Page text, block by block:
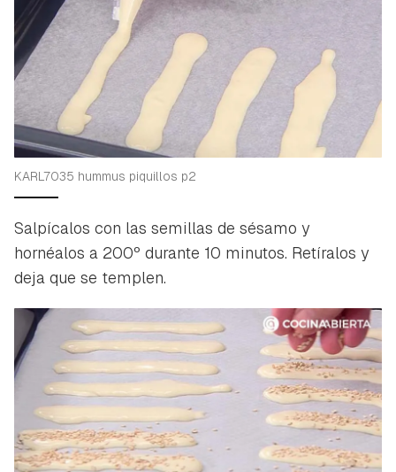
KARL7035 hummus piquillos p2
Salpícalos con las semillas de sésamo y
hornéalos a 200º durante 10 minutos. Retíralos y
deja que se templen.